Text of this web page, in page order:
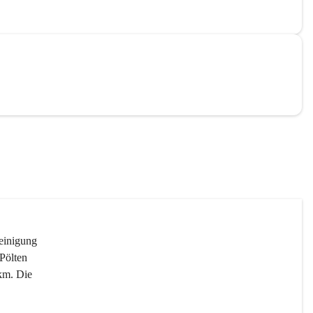
Die